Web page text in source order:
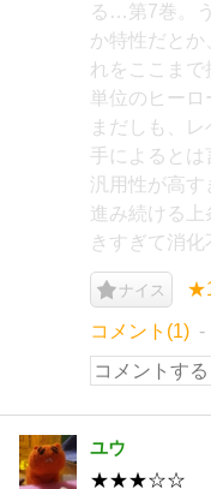
る…第7巻。
か特性だとか
れをここま
単位のヒー
まだしも、
手によると
汎用性が高
進み続ける上
きすぎて消
ナイス
コメント(1)
ユウ
★★★☆☆